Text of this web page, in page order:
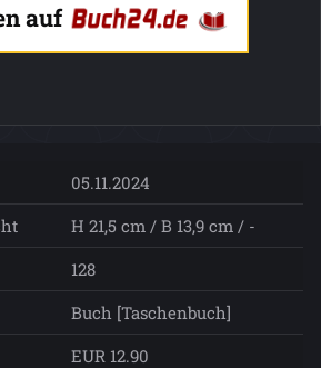
auf
05.11.2024
H 21,5 cm / B 13,9 cm / -
128
Buch [Taschenbuch]
EUR 12.90